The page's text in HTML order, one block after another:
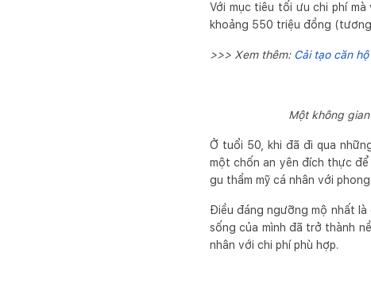
Với mục tiêu tối ưu chi phí
khoảng 550 triệu đồng
>>> Xem thêm: Cải tạo căn
Một không
Ở tuổi 50, khi đã đi qua
một chốn an yên đích thực để
gu thẩm mỹ cá nhân với
Điều đáng ngưỡng mộ nhất
sống của mình đã trở thành
nhân với chi phí phù hợp.